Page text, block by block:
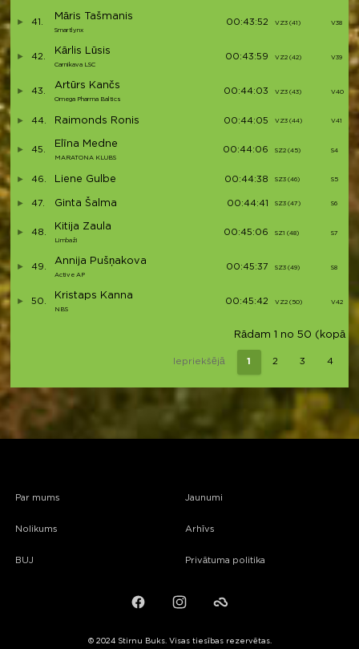
41.
Māris Tašmanis
Smartlynx
00:43:52 VZ3 (41) V38
42.
Kārlis Lūsis
Carnikava LSC
00:43:59 VZ2 (42) V39
43.
Artūrs Kančs
Omega Pharma Baltics
00:44:03 VZ3 (43) V40
44. Raimonds Ronis 00:44:05 VZ3 (44) V41
45.
Elīna Medne
MARATONA KLUBS
00:44:06 SZ2 (45) S4
46. Liene Gulbe 00:44:38 SZ3 (46) S5
47. Ginta Šalma 00:44:41 SZ3 (47) S6
48.
Kitija Zaula
Limbaži
00:45:06 SZ1 (48) S7
49.
Annija Pušņakova
Active AP
00:45:37 SZ3 (49) S8
50.
Kristaps Kanna
NBS
00:45:42 VZ2 (50) V42
Rādam 1 no 50 (kopā
Iepriekšējā 1 2 3 4
Par mums
Nolikums
BUJ
Jaunumi
Arhīvs
Privātuma politika
FacebookInstagramFailiem.lv
© 2024 Stirnu Buks. Visas tiesības rezervētas.